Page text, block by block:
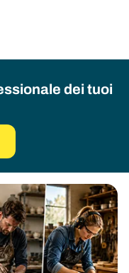
dei tuoi